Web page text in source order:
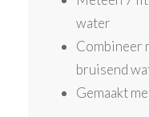
water
Combineer
bruisend
Gemaakt